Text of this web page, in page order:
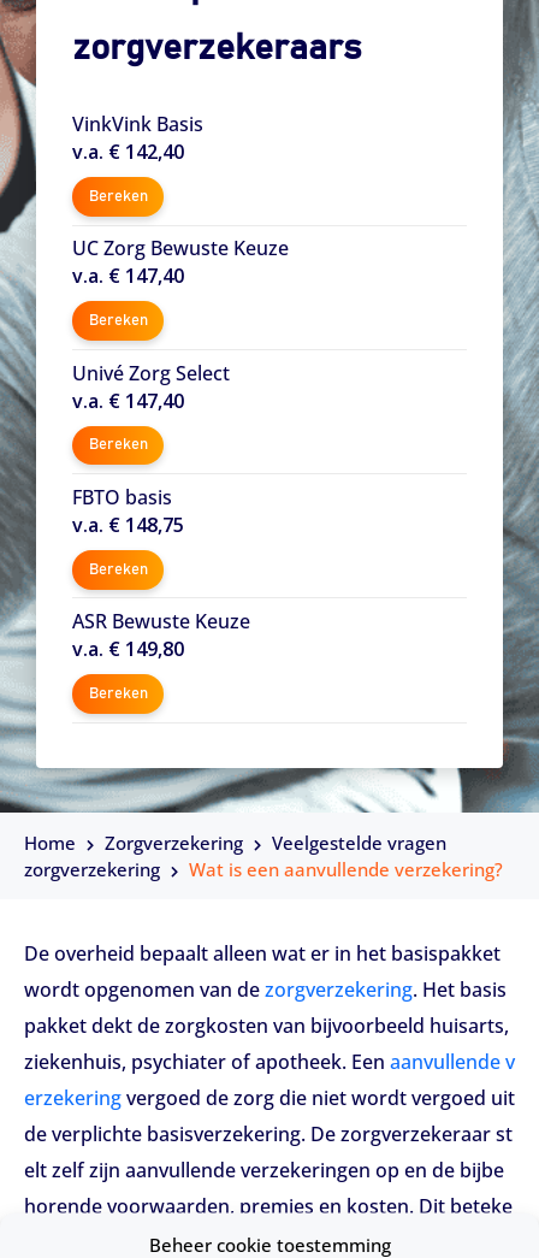
Beheer cookie toestemming
zorgverzekeraars
VinkVink Basis
v.a. € 142,40
Bereken
UC Zorg Bewuste Keuze
v.a. € 147,40
Bereken
Univé Zorg Select
v.a. € 147,40
Bereken
FBTO basis
v.a. € 148,75
Bereken
ASR Bewuste Keuze
v.a. € 149,80
Bereken
Home Zorgverzekering
Veelgestelde vragen
zorgverzekering
Wat is een aanvullende verzekering?
De overheid bepaalt alleen wat er in het basispakket
wordt opgenomen van dezorgverzekering. Het basis
pakket dekt de zorgkosten van bijvoorbeeld huisarts,
ziekenhuis, psychiater of apotheek. Een aanvullende v
erzekeringvergoed de zorg die niet wordt vergoed uit
de verplichte basisverzekering. De zorgverzekeraar st
elt zelf zijn aanvullende verzekeringen op en de bijbe
horende voorwaarden, premies en kosten. Dit beteke
nt dus ook dat een zorgverzekeraar een hogere prem